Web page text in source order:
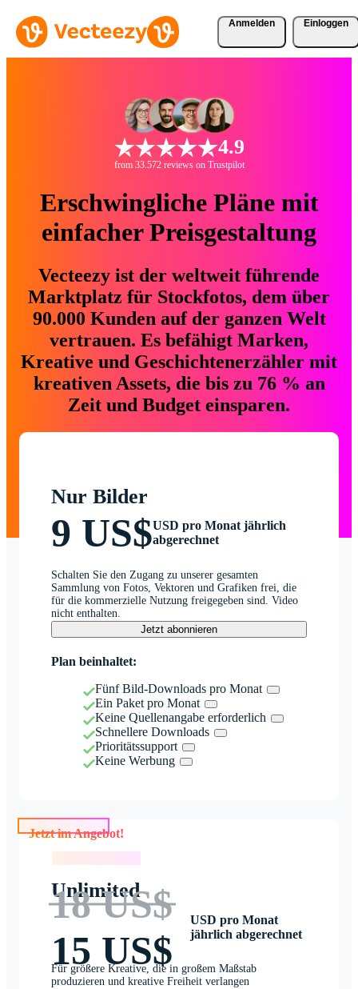
Anmelden Einloggen
4.9
from 33.572 reviews on Trustpilot
Erschwingliche Pläne mit
einfacher Preisgestaltung
Vecteezy ist der weltweit führende
Marktplatz für Stockfotos, dem über
90.000 Kunden auf der ganzen Welt
vertrauen. Es befähigt Marken,
Kreative und Geschichtenerzähler mit
kreativen Assets, die bis zu 76 % an
Zeit und Budget einsparen.
Nur Bilder
9 US$USD pro Monat jährlich
abgerechnet
Schalten Sie den Zugang zu unserer gesamten
Sammlung von Fotos, Vektoren und Grafiken frei, die
für die kommerzielle Nutzung freigegeben sind. Video
nicht enthalten.
Jetzt abonnieren
Plan beinhaltet:
Fünf Bild-Downloads pro Monat
Ein Paket pro Monat
Keine Quellenangabe erforderlich
Schnellere Downloads
Prioritätssupport
Keine Werbung
Jetzt im Angebot!
Unlimited
18 US$
15 US$
USD pro Monat
jährlich abgerechnet
Für größere Kreative, die in großem Maßstab
produzieren und kreative Freiheit verlangen